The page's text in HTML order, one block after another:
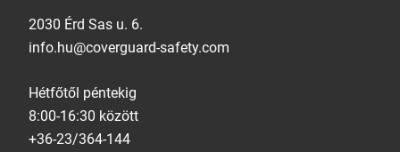
2030 Érd Sas u. 6.
info.hu@coverguard-safety.com
Hétfőtől péntekig
8:00-16:30 között
+36-23/364-144